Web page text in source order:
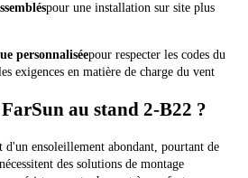
pour une installation sur site plus
personnaliséepour respecter les codes du
exigences en matière de charge du vent
au stand 2-B22 ?
ensoleillement abondant, pourtant de
des solutions de montage